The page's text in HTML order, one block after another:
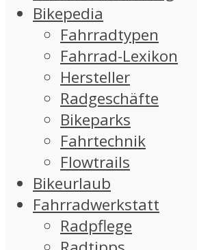
Bikepedia
Fahrradtypen
Fahrrad-Lexikon
Hersteller
Radgeschäfte
Bikeparks
Fahrtechnik
Flowtrails
Bikeurlaub
Fahrradwerkstatt
Radpflege